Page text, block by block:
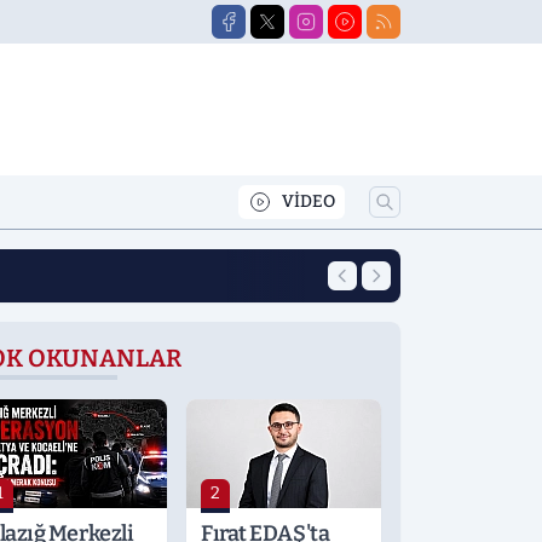
VİDEO
12:39 Yeni Eğitim
OKUNANLAR
Merkezli
2
Fırat EDAŞ'ta